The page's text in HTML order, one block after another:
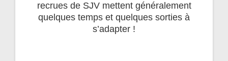
recrues de SJV mettent généralement
quelques temps et quelques sorties à
s’adapter !